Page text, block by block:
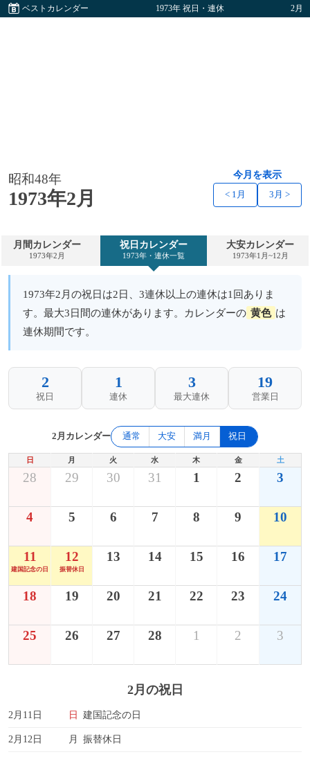
ベストカレンダー 1973年 祝日・連休 2月
昭和48年
1973年2月
今月を表示
< 1月 3月 >
月間カレンダー
1973年2月
祝日カレンダー
1973年・連休一覧
大安カレンダー
1973年1月~12月
1973年2月の祝日は2日、3連休以上の連休は1回ありま
す。最大3日間の連休があります。カレンダーの 黄色 は
連休期間です。
2
祝日
1
連休
3
最大連休
19
営業日
2月カレンダー 通常 大安 満月 祝日
日 月 火 水 木 金 土
28 29 30 31 1 2 3
4 5 6 7 8 9 10
11
建国記念の日
12
振替休日
13 14 15 16 17
18 19 20 21 22 23 24
25 26 27 28 1 2 3
2月の祝日
2月11日 日 建国記念の日
2月12日 月 振替休日